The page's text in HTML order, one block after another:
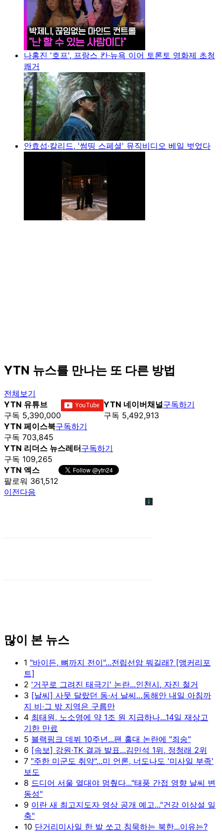
나홍진 '호프', 프랑스 칸·뉴욕 이어 토론토 영화제 초청
쾌거
안효섭·칼리드, '썸띵 스페셜' 뮤직비디오 베일 벗었다
YTN 뉴스를 만나는 또 다른 방법
전체보기
YTN 유튜브
구독 5,390,000
YTN 네이버채널
구독 5,492,913
구독하기
YTN 페이스북
구독 703,845
구독하기
YTN 리더스 뉴스레터
구독 109,265
구독하기
YTN 엑스
팔로워 361,512
이전다음
많이 본 뉴스
1 "바이든, 뼈까지 전이"...전립선암 뭐길래? [앵커리포
트]
2 '거꾸로 그려진 태극기' 논란...인천시, 자진 철거
3 [날씨] 사뭇 달랐던 동·서 날씨…동해안 내일 아침까
지 비·그 밖 지역은 구름만
4 최태원, 노소영에 약 1조 원 지급하나...14일 재상고
기한 만료
5 블랙핑크 데뷔 10주년...팬 홀대 논란에 "죄송"
6 [속보] 강원·TK 결과 발표...김민석 1위, 정청래 2위
7 "주한 미군도 취약"...미 언론, 너도나도 '미사일 부족'
보도
8 드디어 서울 열대야 멈췄다..."태풍 간접 영향 날씨 변
동성"
9 이란 새 최고지도자 영상 공개 예고..."건강 이상설 일
축"
10 단거리미사일 한 발 쏘고 침묵하는 북한...이유는?